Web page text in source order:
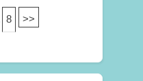
8 >>